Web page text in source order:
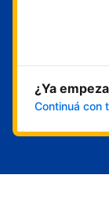
¿Ya
Continuá con